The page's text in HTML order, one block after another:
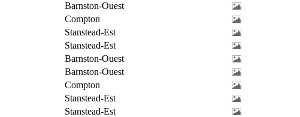
Barnston-Ouest
Compton
Stanstead-Est
Stanstead-Est
Barnston-Ouest
Barnston-Ouest
Compton
Stanstead-Est
Stanstead-Est